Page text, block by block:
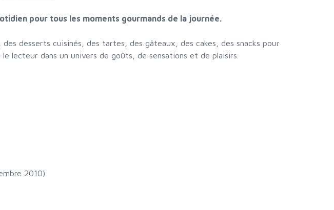
pour tous les moments gourmands de la journée.
desserts cuisinés, des tartes, des gâteaux, des cakes, des snacks pour
lecteur dans un univers de goûts, de sensations et de plaisirs.
2010)